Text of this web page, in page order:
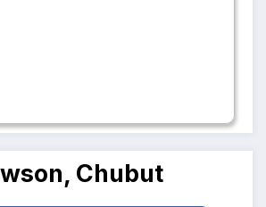
Chubut